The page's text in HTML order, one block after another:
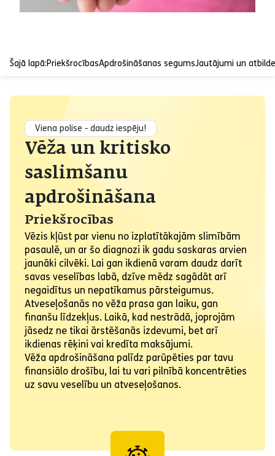
Šajā lapā:PriekšrocībasApdrošināšanas segumsJautājumi un
Viena polise - daudz iespēju!
Vēža un kritisko
saslimšanu
apdrošināšana
Priekšrocības
Vēzis kļūst par vienu no izplatītākajām slimībām
pasaulē, un ar šo diagnozi ik gadu saskaras arvien
jaunāki cilvēki. Lai gan ikdienā varam daudz darīt
savas veselības labā, dzīve mēdz sagādāt arī
negaidītus un nepatīkamus pārsteigumus.
Atveseļošanās no vēža prasa gan laiku, gan
finanšu līdzekļus. Laikā, kad nestrādā, joprojām
jāsedz ne tikai ārstēšanās izdevumi, bet arī
ikdienas rēķini vai kredīta maksājumi.
Vēža apdrošināšana palīdz parūpēties par tavu
finansiālo drošību, lai tu vari pilnībā koncentrēties
uz savu veselību un atveseļošanos.